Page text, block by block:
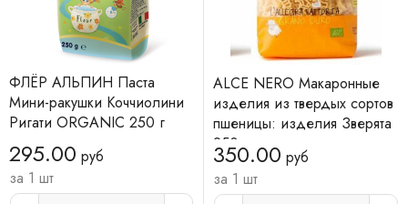
ФЛЁР АЛЬПИН Паста
Мини-ракушки Коччиолини
Ригати ORGANIC 250 г
295.00 руб
за 1 шт
ALCE NERO Макаронные
изделия из твердых сортов
пшеницы: изделия Зверята
250г
350.00 руб
за 1 шт